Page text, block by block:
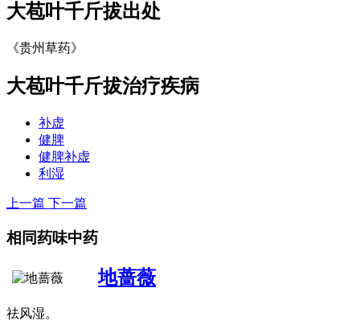
大苞叶千斤拔出处
《贵州草药》
大苞叶千斤拔治疗疾病
补虚
健脾
健脾补虚
利湿
上一篇 下一篇
相同药味中药
地蔷薇
祛风湿。